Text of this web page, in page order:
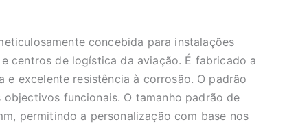
concebida para instalações
centros de logística da aviação. É fabricado a
excelente resistência à corrosão. O padrão
funcionais. O tamanho padrão de
permitindo a personalização com base nos